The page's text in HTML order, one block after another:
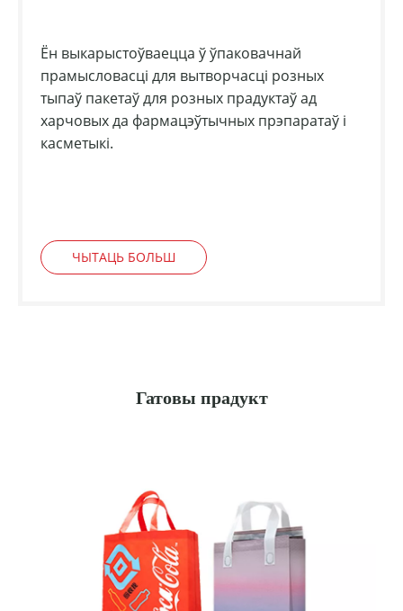
Ён выкарыстоўваецца ў ўпаковачнай
прамысловасці для вытворчасці розных
тыпаў пакетаў для розных прадуктаў ад
харчовых да фармацэўтычных прэпаратаў і
касметыкі.
ЧЫТАЦЬ БОЛЬШ
Гатовы прадукт